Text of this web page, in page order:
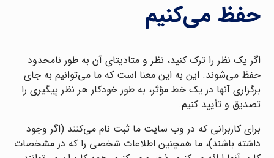
حفظ می‌کنیم
اگر یک نظر را ترک کنید، نظر و متادیتای آن به طور نامحدود
حفظ می‌شوند. این به این معنا است که ما می‌توانیم به جای
برگزاری آنها در یک خط مؤثر، به طور خودکار هر نظر پیگیری را
تصدیق و تأیید کنیم.
برای کاربرانی که در وب سایت ما ثبت نام می‌کنند (اگر وجود
داشته باشند)، ما همچنین اطلاعات شخصی را که در مشخصات